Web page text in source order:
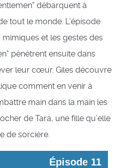
débarquent à
tout le monde. L’épisode
et les gestes des
pénètrent ensuite dans
leur cœur. Giles découvre
comment en venir à
main dans la main les
de Tara, une fille qu’elle
de sorcière.
Épisode 11